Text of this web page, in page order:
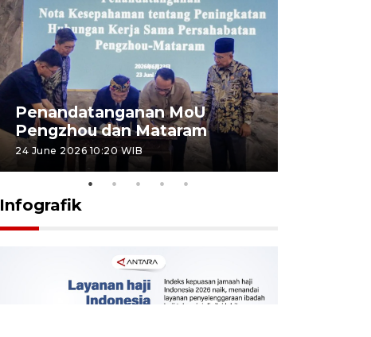
Penandatanganan MoU
Pengzhou dan Mataram
24 June 2026 10:20 WIB
Infografik